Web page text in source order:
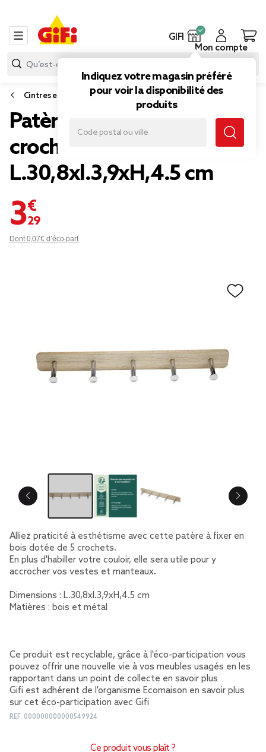
GIFI
Indiquez votre magasin préféré
pour voir la disponibilité des
produits
Mon compte
Cintres et accessoires dressing
Patère à fixer bois 5
crochets
L.30,8xl.3,9xH,4.5 cm
3,29 €
Dont 0,07€ d’éco-part
Alliez praticité à esthétisme avec cette patère à fixer en
bois dotée de 5 crochets.
En plus d'habiller votre couloir, elle sera utile pour y
accrocher vos vestes et manteaux.
Dimensions : L.30,8xl.3,9xH,4.5 cm
Matières : bois et métal
Ce produit est recyclable, grâce à l'éco-participation vous
pouvez offrir une nouvelle vie à vos meubles usagés en les
rapportant dans un point de collecte en savoir plus
Gifi est adhérent de l'organisme Ecomaison en savoir plus
sur cet éco-participation avec Gifi
REF. 000000000000549924
Ce produit vous plaît ?